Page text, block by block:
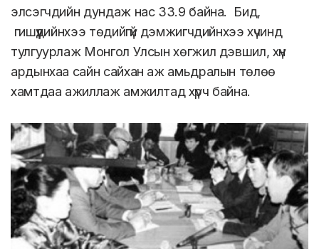
элсэгчдийн дундаж нас 33.9 байна. Бид,
гишүүдийнхээ төдийгүй дэмжигчдийнхээ хүчинд
тулгуурлаж Монгол Улсын хөгжил дэвшил, хүн
ардынхаа сайн сайхан аж амьдралын төлөө
хамтдаа ажиллаж амжилтад хүрч байна.